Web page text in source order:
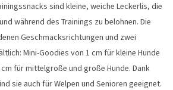
sind kleine, weiche Leckerlis, die
während des Trainings zu belohnen. Die
Geschmacksrichtungen und zwei
Mini-Goodies von 1 cm für kleine Hunde
für mittelgroße und große Hunde. Dank
sie auch für Welpen und Senioren geeignet.